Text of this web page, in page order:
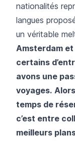
nationalités
langues
un véritable
Amsterdam
certains
avons une
voyages.
temps de
c’est entre
meilleurs